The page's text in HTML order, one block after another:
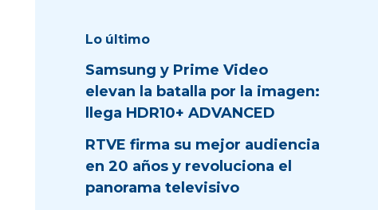
Lo último
Samsung y Prime Video
elevan la batalla por la imagen:
llega HDR10+ ADVANCED
RTVE firma su mejor audiencia
en 20 años y revoluciona el
panorama televisivo